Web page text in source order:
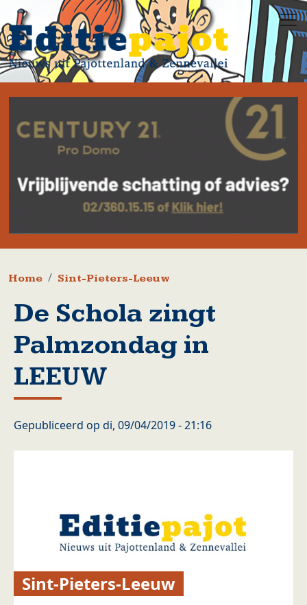
Overslaan en naar de inhoud gaan
Kruimelpad
Home Sint-Pieters-Leeuw
De Schola zingt
Palmzondag in
LEEUW
Gepubliceerd op di, 09/04/2019 - 21:16
Sint-Pieters-Leeuw